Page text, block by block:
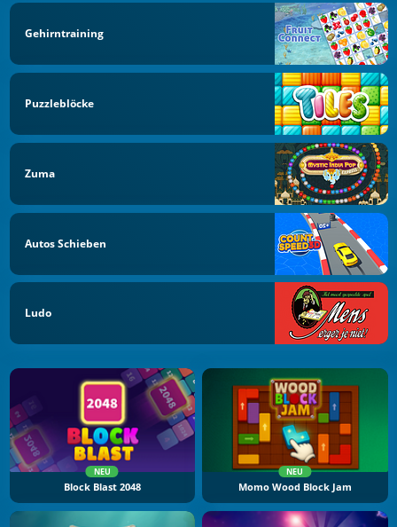
Gehirntraining
Puzzleblöcke
Zuma
Autos Schieben
Ludo
NEU
Block Blast 2048
NEU
Momo Wood Block Jam